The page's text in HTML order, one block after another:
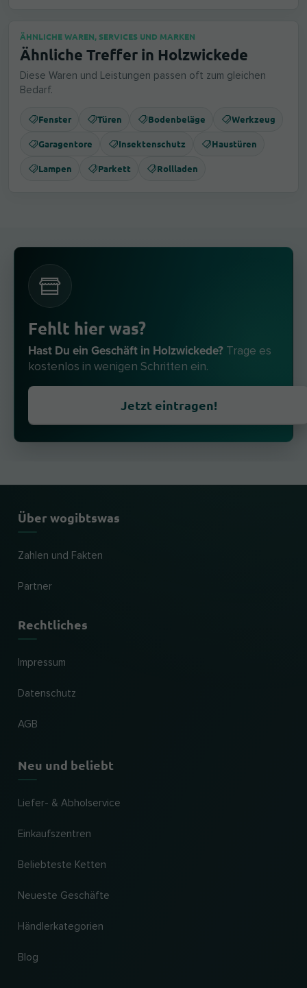
ÄHNLICHE WAREN, SERVICES UND MARKEN
Ähnliche Treffer in Holzwickede
Diese Waren und Leistungen passen oft zum gleichen
Bedarf.
Fenster Türen Bodenbeläge Werkzeug
Garagentore Insektenschutz Haustüren
Lampen Parkett Rollladen
Fehlt hier was?
Hast Du ein Geschäft in Holzwickede? Trage es
kostenlos in wenigen Schritten ein.
Jetzt eintragen!
Über wogibtswas
Zahlen und Fakten
Partner
Rechtliches
Impressum
Datenschutz
AGB
Neu und beliebt
Liefer- & Abholservice
Einkaufszentren
Beliebteste Ketten
Neueste Geschäfte
Händlerkategorien
Blog